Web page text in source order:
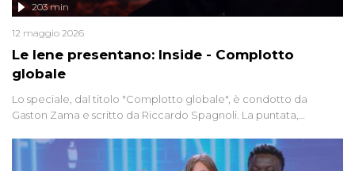
Le Iene presentano: Inside - Complotto
globale
203 min
12 maggio 2026
Lo speciale, dal titolo "Complotto globale", è condotto da
Gaston Zama e scritto da Riccardo Spagnoli. La puntata,
racconta l'universo delle narrazioni alternative, dei sospetti
globali e del complottismo che negli ultimi anni hanno invaso